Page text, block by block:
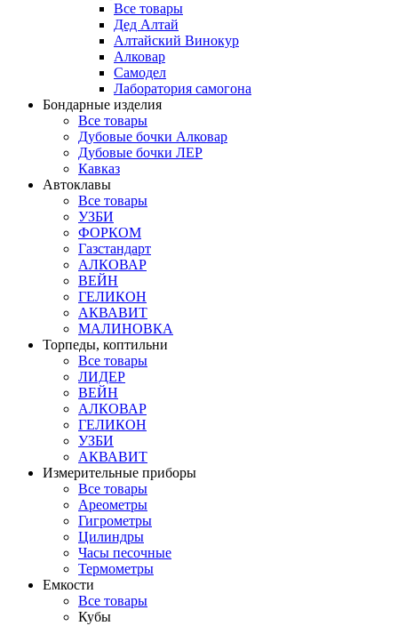
Все товары
Дед Алтай
Алтайский Винокур
Алковар
Самодел
Лаборатория самогона
Бондарные изделия
Все товары
Дубовые бочки Алковар
Дубовые бочки ЛЕР
Кавказ
Автоклавы
Все товары
УЗБИ
ФОРКОМ
Газстандарт
АЛКОВАР
ВЕЙН
ГЕЛИКОН
АКВАВИТ
МАЛИНОВКА
Торпеды, коптильни
Все товары
ЛИДЕР
ВЕЙН
АЛКОВАР
ГЕЛИКОН
УЗБИ
АКВАВИТ
Измерительные приборы
Все товары
Ареометры
Гигрометры
Цилиндры
Часы песочные
Термометры
Емкости
Все товары
Кубы